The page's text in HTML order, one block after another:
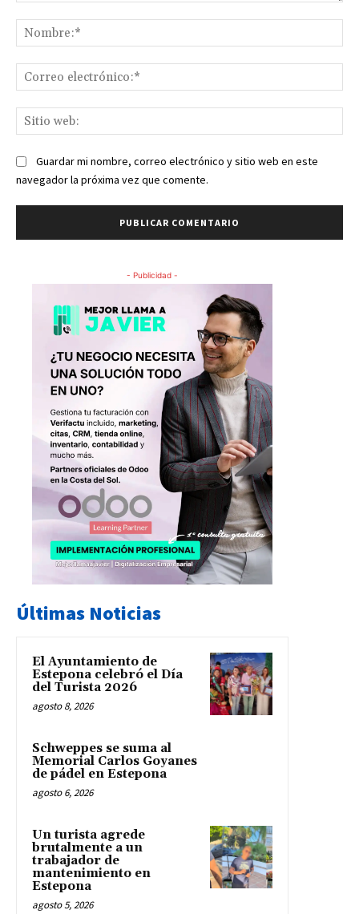
Guardar mi nombre, correo electrónico y sitio web en este
navegador la próxima vez que comente.
- Publicidad -
Últimas Noticias
El Ayuntamiento de
Estepona celebró el Día
del Turista 2026
agosto 8, 2026
Schweppes se suma al
Memorial Carlos Goyanes
de pádel en Estepona
agosto 6, 2026
Un turista agrede
brutalmente a un
trabajador de
mantenimiento en
Estepona
agosto 5, 2026